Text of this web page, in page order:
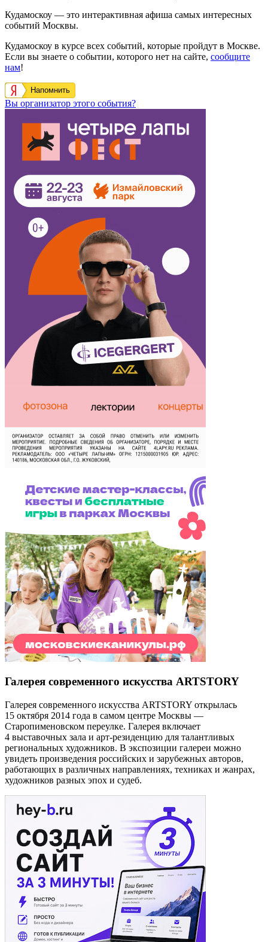
Кудамоскоу — это интерактивная афиша самых интересных
событий Москвы.
Кудамоскоу в курсе всех событий, которые пройдут в Москве.
Если вы знаете о событии, которого нет на сайте, сообщите
нам!
Напомнить
Вы организатор этого события?
Галерея современного искусства ARTSTORY
Галерея современного искусства ARTSTORY открылась
15 октября 2014 года в самом центре Москвы —
Старопименовском переулке. Галерея включает
4 выставочных зала и арт-резиденцию для талантливых
региональных художников. В экспозиции галереи можно
увидеть произведения российских и зарубежных авторов,
работающих в различных направлениях, техниках и жанрах,
художников разных эпох и судеб.